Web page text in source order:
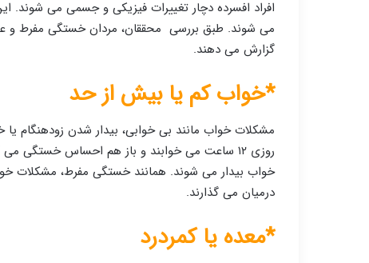
افراد افسرده دچار تغییرات فیزیکی و جسمی می شوند.
می شوند. طبق بررسی محققان، مردان خستگی مفرط و
گزارش می دهند.
*خواب کم یا بیش از حد
مشکلات خواب مانند بی خوابی، بیدار شدن زودهنگام
خواب بیدار می شوند. همانند خستگی مفرط، مشکلات
درمیان می گذارند.
*معده یا کمردرد